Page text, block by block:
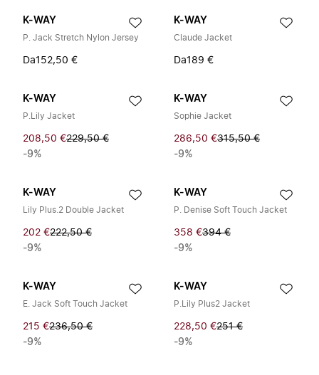
K-WAY
P. Jack Stretch Nylon Jersey
Da152,50 €
K-WAY
Claude Jacket
Da189 €
K-WAY
P.Lily Jacket
208,50 €229,50 €
-9%
K-WAY
Sophie Jacket
286,50 €315,50 €
-9%
K-WAY
Lily Plus.2 Double Jacket
202 €222,50 €
-9%
K-WAY
P. Denise Soft Touch Jacket
358 €394 €
-9%
K-WAY
E. Jack Soft Touch Jacket
215 €236,50 €
-9%
K-WAY
P.Lily Plus2 Jacket
228,50 €251 €
-9%